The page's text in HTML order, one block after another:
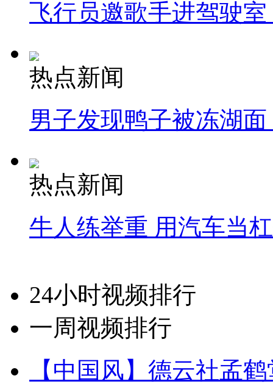
飞行员邀歌手进驾驶
热点新闻
男子发现鸭子被冻湖
热点新闻
牛人练举重 用汽车当
24小时视频排行
一周视频排行
【中国风】德云社孟